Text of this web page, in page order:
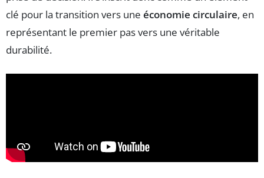
clé pour la transition vers une économie circulaire, en
représentant le premier pas vers une véritable
durabilité.